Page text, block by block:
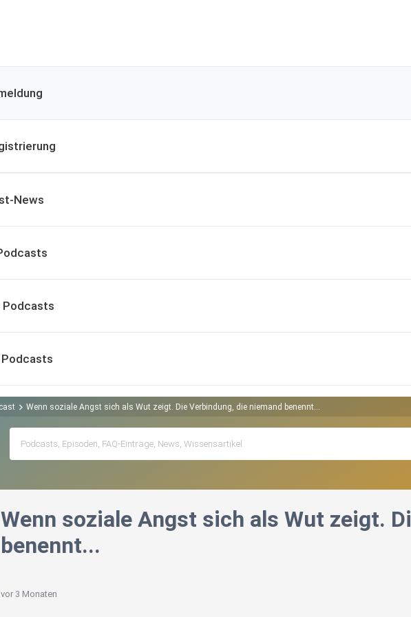
News
Podcasts
Wenn soziale Angst sich als Wut zeigt. Die Verbindung, die niemand benennt...
Wenn soziale Angst sich als Wut zeigt.
benennt...
vor 3 Monaten